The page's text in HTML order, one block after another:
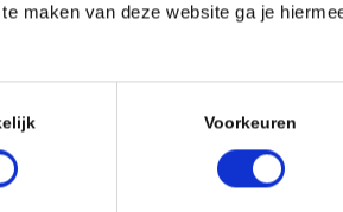
maken van deze website ga je
Voorkeuren